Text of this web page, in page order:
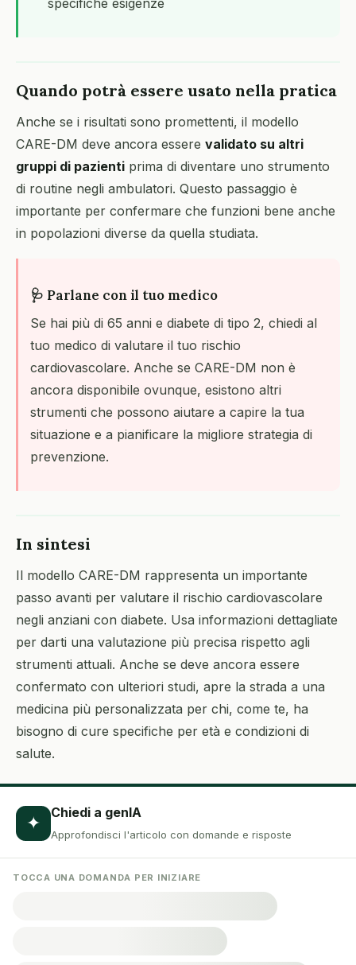
specifiche esigenze
Quando potrà essere usato nella pratica
Anche se i risultati sono promettenti, il modello
CARE-DM deve ancora essere validato su altri
gruppi di pazienti prima di diventare uno strumento
di routine negli ambulatori. Questo passaggio è
importante per confermare che funzioni bene anche
in popolazioni diverse da quella studiata.
🩺 Parlane con il tuo medico
Se hai più di 65 anni e diabete di tipo 2, chiedi al
tuo medico di valutare il tuo rischio
cardiovascolare. Anche se CARE-DM non è
ancora disponibile ovunque, esistono altri
strumenti che possono aiutare a capire la tua
situazione e a pianificare la migliore strategia di
prevenzione.
In sintesi
Il modello CARE-DM rappresenta un importante
passo avanti per valutare il rischio cardiovascolare
negli anziani con diabete. Usa informazioni dettagliate
per darti una valutazione più precisa rispetto agli
strumenti attuali. Anche se deve ancora essere
confermato con ulteriori studi, apre la strada a una
medicina più personalizzata per chi, come te, ha
bisogno di cure specifiche per età e condizioni di
salute.
✦ Chiedi a genIA
Approfondisci l'articolo con domande e risposte
TOCCA UNA DOMANDA PER INIZIARE